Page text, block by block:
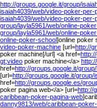
http://groups.google.it/group/
isaiah4039/web/video-poker-per-
isaiah4039/web/video-poker-per-
group/layla5961/web/online-
group/layla5961/web/online-
online-poker-school]online poker
video-poker-machine [url=http://
poker machine[/url] <a href=
gt;video poker machine</a>
href=http://groups.google.it/group/
[url=http://groups.google.it/group/
href=http://groups.google.es/
poker pagina web</a> [url=http://
caribbean-poker-pagina-web
danny9813/web/caribbean-